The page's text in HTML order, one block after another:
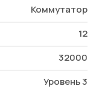
Коммутатор
12
32000
Уровень 3